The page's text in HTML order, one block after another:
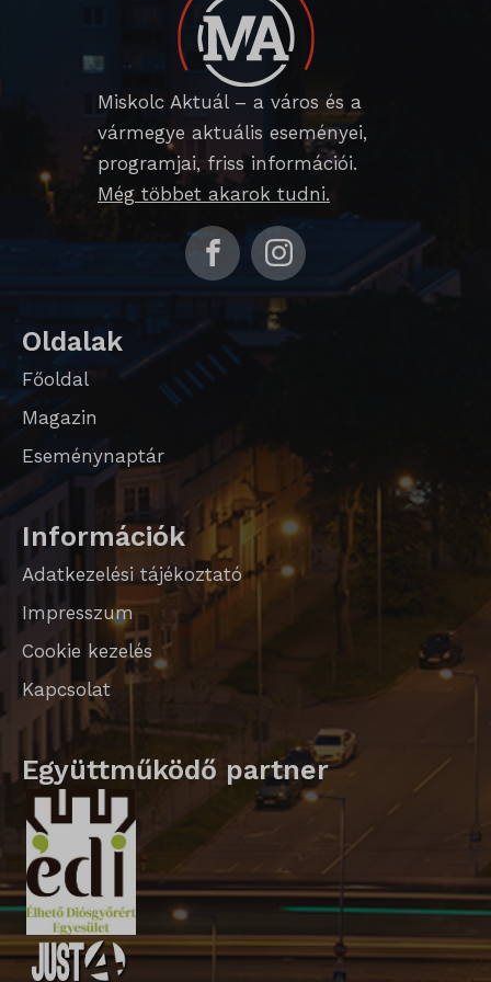
Miskolc Aktuál – a város és a
vármegye aktuális eseményei,
programjai, friss információi.
Még többet akarok tudni.
Oldalak
Főoldal
Magazin
Eseménynaptár
Információk
Adatkezelési tájékoztató
Impresszum
Cookie kezelés
Kapcsolat
Együttműködő partner
litespeed_qc_hide_banner
perf_*
SL_GWPT_Show_Hide_tmp
SL_wptGlobTipTmp
SLO_G_WPT_TO
SLO_GWPT_Show_Hide_tmp
sm_spd_caution